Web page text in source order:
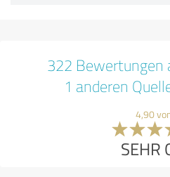
322 Bewertungen
1 anderen
4,90
SEHR